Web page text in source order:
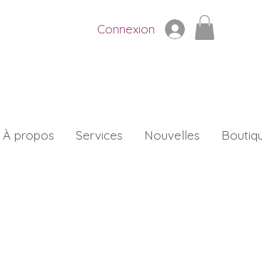
Connexion
À propos Services Nouvelles